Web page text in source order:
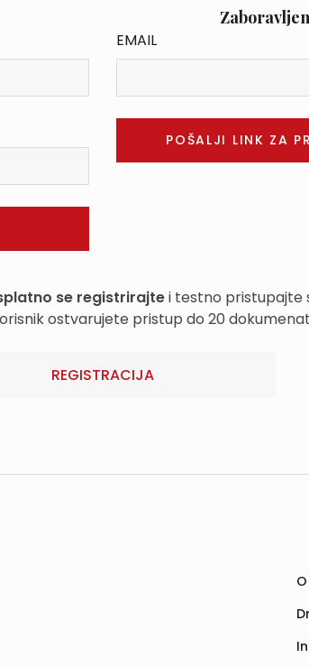
EMAIL
se registrirajtei testno pristupajte
ostvarujete pristup do 20
REGISTRACIJA